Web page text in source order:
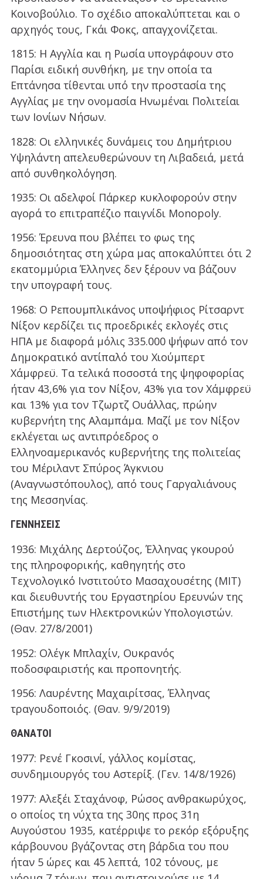
Κοινοβούλιο. Το σχέδιο αποκαλύπτεται και ο
αρχηγός τους, Γκάι Φοκς, απαγχονίζεται.
1815: Η Αγγλία και η Ρωσία υπογράφουν στο
Παρίσι ειδική συνθήκη, με την οποία τα
Επτάνησα τίθενται υπό την προστασία της
Αγγλίας με την ονομασία Ηνωμέναι Πολιτείαι
των Ιονίων Νήσων.
1828: Οι ελληνικές δυνάμεις του Δημήτριου
Υψηλάντη απελευθερώνουν τη Λιβαδειά, μετά
από συνθηκολόγηση.
1935: Οι αδελφοί Πάρκερ κυκλοφορούν στην
αγορά το επιτραπέζιο παιγνίδι Monopoly.
1956: Έρευνα που βλέπει το φως της
δημοσιότητας στη χώρα μας αποκαλύπτει ότι 2
εκατομμύρια Έλληνες δεν ξέρουν να βάζουν
την υπογραφή τους.
1968: Ο Ρεπουμπλικάνος υποψήφιος Ρίτσαρντ
Νίξον κερδίζει τις προεδρικές εκλογές στις
ΗΠΑ με διαφορά μόλις 335.000 ψήφων από τον
Δημοκρατικό αντίπαλό του Χιούμπερτ
Χάμφρεϋ. Τα τελικά ποσοστά της ψηφοφορίας
ήταν 43,6% για τον Νίξον, 43% για τον Χάμφρεϋ
και 13% για τον Τζωρτζ Ουάλλας, πρώην
κυβερνήτη της Αλαμπάμα. Μαζί με τον Νίξον
εκλέγεται ως αντιπρόεδρος ο
Ελληνοαμερικανός κυβερνήτης της πολιτείας
του Μέριλαντ Σπύρος Άγκνιου
(Αναγνωστόπουλος), από τους Γαργαλιάνους
της Μεσσηνίας.
ΓΕΝΝΉΣΕΙΣ
1936: Μιχάλης Δερτούζος, Έλληνας γκουρού
της πληροφορικής, καθηγητής στο
Τεχνολογικό Ινστιτούτο Μασαχουσέτης (ΜΙΤ)
και διευθυντής του Εργαστηρίου Ερευνών της
Επιστήμης των Ηλεκτρονικών Υπολογιστών.
(Θαν. 27/8/2001)
1952: Ολέγκ Μπλαχίν, Ουκρανός
ποδοσφαιριστής και προπονητής.
1956: Λαυρέντης Μαχαιρίτσας, Έλληνας
τραγουδοποιός. (Θαν. 9/9/2019)
ΘΆΝΑΤΟΙ
1977: Ρενέ Γκοσινί, γάλλος κομίστας,
συνδημιουργός του Αστερίξ. (Γεν. 14/8/1926)
1977: Αλεξέι Σταχάνοφ, Ρώσος ανθρακωρύχος,
ο οποίος τη νύχτα της 30ης προς 31η
Αυγούστου 1935, κατέρριψε το ρεκόρ εξόρυξης
κάρβουνου βγάζοντας στη βάρδια του που
ήταν 5 ώρες και 45 λεπτά, 102 τόνους, με